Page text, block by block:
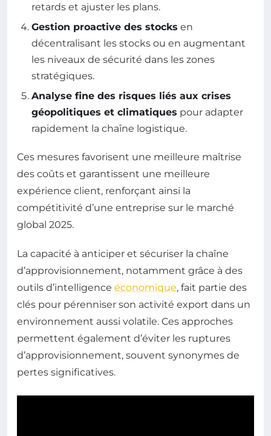
retards et ajuster les plans.
Gestion proactive des stocks en
décentralisant les stocks ou en augmentant
les niveaux de sécurité dans les zones
stratégiques.
Analyse fine des risques liés aux crises
géopolitiques et climatiques pour adapter
rapidement la chaîne logistique.
Ces mesures favorisent une meilleure maîtrise
des coûts et garantissent une meilleure
expérience client, renforçant ainsi la
compétitivité d’une entreprise sur le marché
global 2025.
La capacité à anticiper et sécuriser la chaîne
d’approvisionnement, notamment grâce à des
outils d’intelligence économique, fait partie des
clés pour pérenniser son activité export dans un
environnement aussi volatile. Ces approches
permettent également d’éviter les ruptures
d’approvisionnement, souvent synonymes de
pertes significatives.